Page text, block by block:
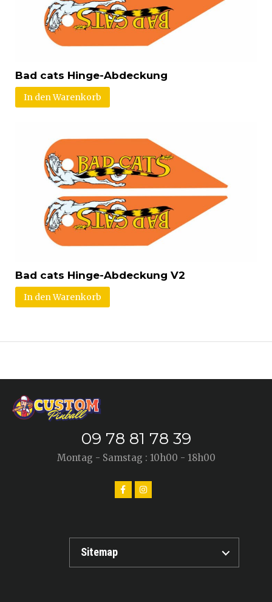
Bad cats Hinge-Abdeckung
In den Warenkorb
Bad cats Hinge-Abdeckung V2
In den Warenkorb
09 78 81 78 39
Montag - Samstag : 10h00 - 18h00
Sitemap